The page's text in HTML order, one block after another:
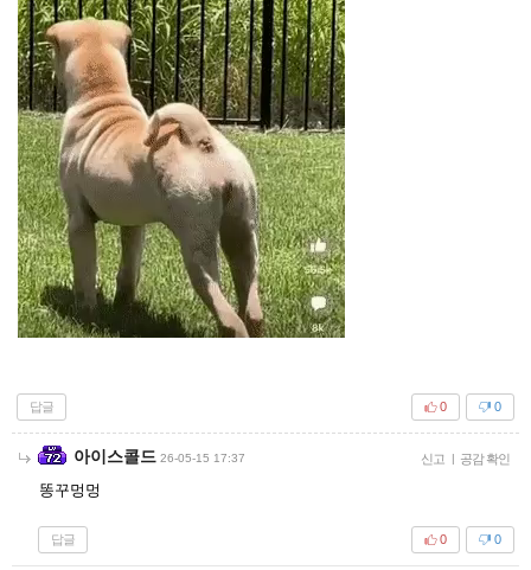
답글 0
0
아이스콜드 26-05-15 17:37 신고 | 공감 확인
똥꾸멍멍
답글 0
0